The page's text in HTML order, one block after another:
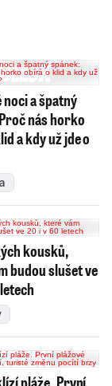
a špatný
nás horko
a kdy už jde o
kousků,
budou slušet ve
pláže. První